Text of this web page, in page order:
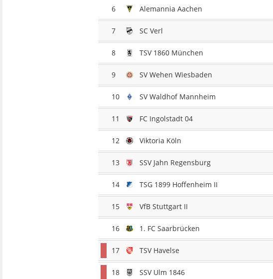
6 Alemannia Aachen
7 SC Verl
8 TSV 1860 München
9 SV Wehen Wiesbaden
10 SV Waldhof Mannheim
11 FC Ingolstadt 04
12 Viktoria Köln
13 SSV Jahn Regensburg
14 TSG 1899 Hoffenheim II
15 VfB Stuttgart II
16 1. FC Saarbrücken
17 TSV Havelse
18 SSV Ulm 1846